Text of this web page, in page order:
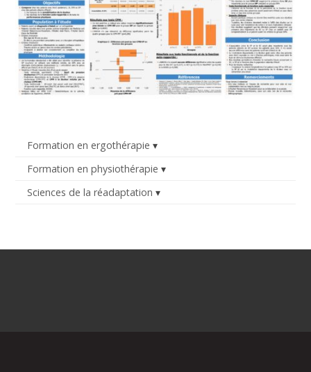
Formation en ergothérapie
Formation en physiothérapie
Sciences de la réadaptation